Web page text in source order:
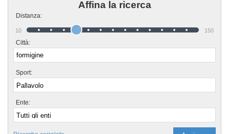
Affina la ricerca
Distanza:
10 150
Città:
Sport:
Ente: